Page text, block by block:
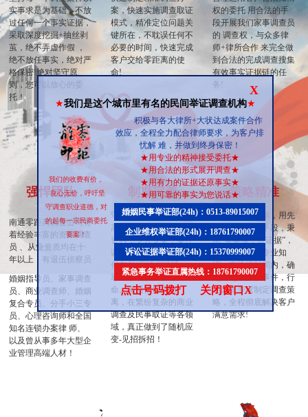
实事求是为基础，不放
过任何一个事实证据，
采取深度挖掘+抽丝剥
茧，绝不弄虚作假 ，
绝不放任事实，绝对严
格保密!绝对坚守原
则，您可以放心的委
托！
案，快速实施调查取证
模式，精准定位问题关
键所在，不耽误任何不
必要的时间，快速完成
客户交给零距离的使
命!
权的委托 用合法的手
段开展我们家事调查员
的 调查权，与众多律
师+律所合作 来完全做
到合法的完成调查搜集
有效事实证据链的任
务!
强悍团队
南通零距离调查公司有
着经验丰富的资深调查
员 、从业资质均在十
年以上，有退伍侦察员
婚姻指导员、家事调查
员、商业调查师、婚姻
复合专员、分手小三专
员、心理咨询师和全国
知名连锁办案律 师、
以及曾从事多年大型企
业管理高端人材！
制度完善
守口如瓶，永不泄密。
高度保密 每一个客户
资料，专人专案，案件
调查结束后-绝不留任
何存档!用证据说话，
靠细节取胜、以专业立
命。南通侦探-零距
离，在繁纷复杂的商业
调查及民事取证等各领
域，真正做到了随机应
变-见招拆招！
策略精准
调查与搜集证据，用先
进的科学调查手段，秉
承”重事实，讲证据”，
举证标准详细专业知
识。在快速时间内，确
定问题或怀疑事件，行
动调查专家制定调查策
略，全程彻底解决客户
满意需求!
X
★我们是这个城市里有名的民间举证调查机构★
我们的收费有价，
良心无价，呼吁坚
守调查职业道德，对
的起每一宗民商委托
要案！
积极与各大律所+大状达成案件合作
效应，全程全力配合律师要求，为客户排
忧解 难，并做到终身保密！
★用专业的精神接受委托★
★用合法的形式展开调查★
★用有力的证据还原事实★
★用可靠的事实为您说话★
婚姻民事举证部(24h)：0513-89015007
企业维权举证部(24h)：18761790007
诉讼证据举证部(24h)：15370999007
紧急事务举证直属热线：18761790007
点击号码拨打 关闭窗口X